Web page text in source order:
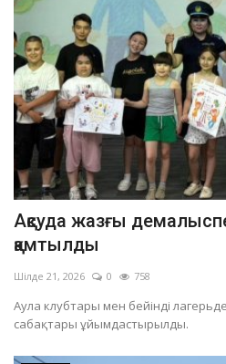
Ақсуда жазғы
қамтылды
Шілде 21, 2026 0 758
Аула клубтары мен бейінді лагерьде
сабақтары ұйымдастырылды.